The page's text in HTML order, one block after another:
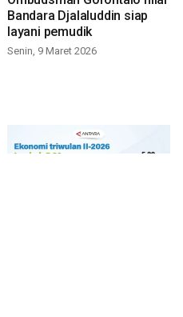
Bandara Djalaluddin siap
layani pemudik
Senin, 9 Maret 2026